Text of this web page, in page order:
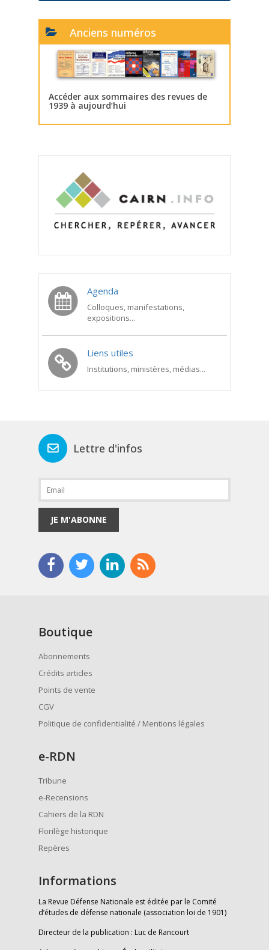
Anciens numéros
Accéder aux sommaires des revues de
1939 à aujourd’hui
Agenda
Colloques, manifestations,
expositions...
Liens utiles
Institutions, ministères, médias...
Lettre d'infos
JE M'ABONNE
Boutique
Abonnements
Crédits articles
Points de vente
CGV
Politique de confidentialité / Mentions légales
e-RDN
Tribune
e-Recensions
Cahiers de la RDN
Florilège historique
Repères
Informations
La Revue Défense Nationale est éditée par le Comité
d’études de défense nationale (association loi de 1901)
Directeur de la publication : Luc de Rancourt